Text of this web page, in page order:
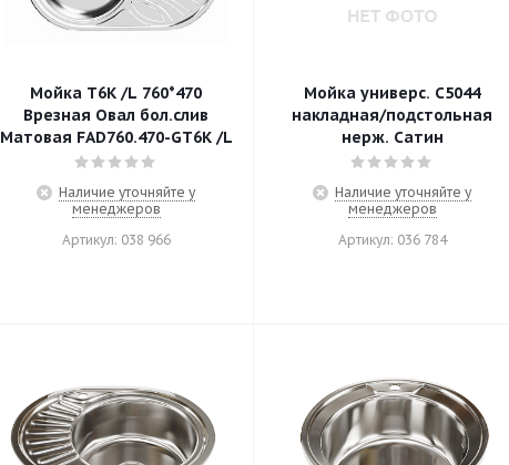
Мойка T6K /L 760*470
Врезная Овал бол.слив
Матовая FAD760.470-GT6K /L
Наличие уточняйте у
менеджеров
Артикул: 038 966
Мойка универс. C5044
накладная/подстольная
нерж. Сатин
Наличие уточняйте у
менеджеров
Артикул: 036 784